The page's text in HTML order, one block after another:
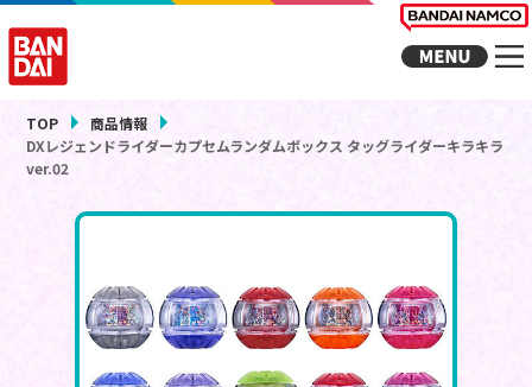
TOP
商品情報
DXレジェンドライダーカプセムランダムボックス タッグライダーキラキラ
ver.02